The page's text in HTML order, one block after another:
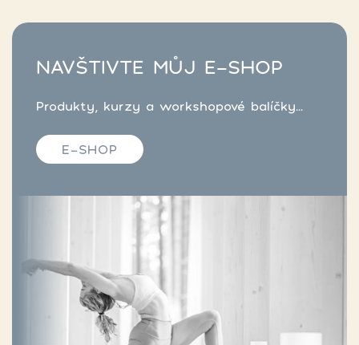
NAVŠTIVTE MŮJ E-SHOP
Produkty, kurzy a workshopové balíčky...
E-SHOP